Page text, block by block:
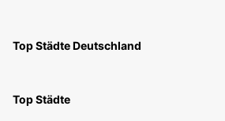
Top Städte Deutschland
Top Städte